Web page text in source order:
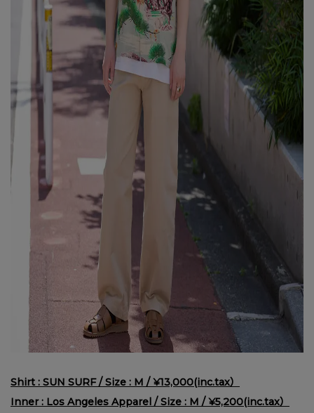
Shirt : SUN SURF / Size : M / ¥13,000(inc.tax）
Inner : Los Angeles Apparel / Size : M / ¥5,200(inc.tax）